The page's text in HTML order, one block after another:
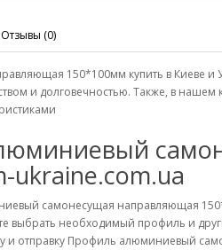
Отзывы (0)
150*100мм купить в Киеве и
и долговечностью. Также, в
ukraine.com.ua
самонесущая направляющая
выбрать необходимый профиль и
и отправку Профиль алюминиевый